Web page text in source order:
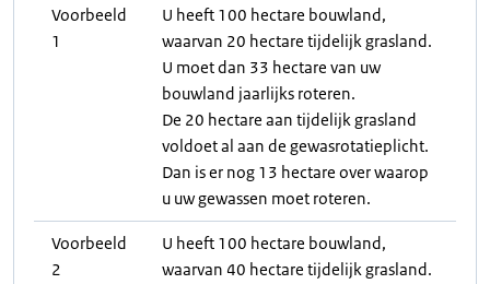
Voorbeeld
1
U heeft 100 hectare bouwland,
waarvan 20 hectare tijdelijk grasland.
U moet dan 33 hectare van uw
bouwland jaarlijks roteren.
De 20 hectare aan tijdelijk grasland
voldoet al aan de gewasrotatieplicht.
Dan is er nog 13 hectare over waarop
u uw gewassen moet roteren.
Voorbeeld
2
U heeft 100 hectare bouwland,
waarvan 40 hectare tijdelijk grasland.